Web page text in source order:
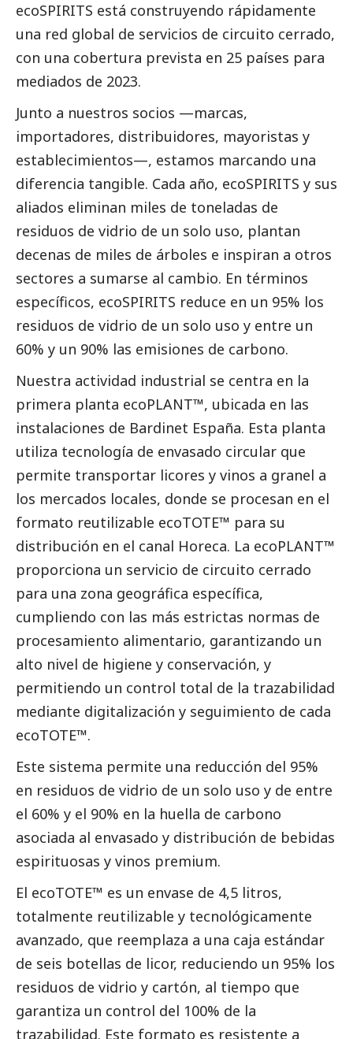
ecoSPIRITS está construyendo rápidamente
una red global de servicios de circuito cerrado,
con una cobertura prevista en 25 países para
mediados de 2023.
Junto a nuestros socios —marcas,
importadores, distribuidores, mayoristas y
establecimientos—, estamos marcando una
diferencia tangible. Cada año, ecoSPIRITS y sus
aliados eliminan miles de toneladas de
residuos de vidrio de un solo uso, plantan
decenas de miles de árboles e inspiran a otros
sectores a sumarse al cambio. En términos
específicos, ecoSPIRITS reduce en un 95% los
residuos de vidrio de un solo uso y entre un
60% y un 90% las emisiones de carbono.
Nuestra actividad industrial se centra en la
primera planta ecoPLANT™, ubicada en las
instalaciones de Bardinet España. Esta planta
utiliza tecnología de envasado circular que
permite transportar licores y vinos a granel a
los mercados locales, donde se procesan en el
formato reutilizable ecoTOTE™ para su
distribución en el canal Horeca. La ecoPLANT™
proporciona un servicio de circuito cerrado
para una zona geográfica específica,
cumpliendo con las más estrictas normas de
procesamiento alimentario, garantizando un
alto nivel de higiene y conservación, y
permitiendo un control total de la trazabilidad
mediante digitalización y seguimiento de cada
ecoTOTE™.
Este sistema permite una reducción del 95%
en residuos de vidrio de un solo uso y de entre
el 60% y el 90% en la huella de carbono
asociada al envasado y distribución de bebidas
espirituosas y vinos premium.
El ecoTOTE™ es un envase de 4,5 litros,
totalmente reutilizable y tecnológicamente
avanzado, que reemplaza a una caja estándar
de seis botellas de licor, reduciendo un 95% los
residuos de vidrio y cartón, al tiempo que
garantiza un control del 100% de la
trazabilidad. Este formato es resistente a